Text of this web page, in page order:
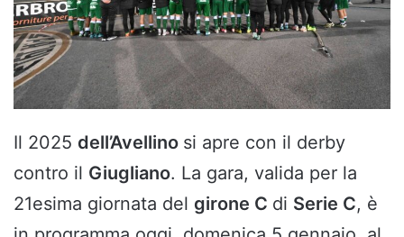
Il 2025 dell’Avellino si apre con il derby
contro il Giugliano. La gara, valida per la
21esima giornata del girone C di Serie C, è